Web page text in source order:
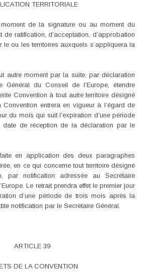
TERRITORIALE
de la signature ou au moment du
de ratification, d’acceptation, d’approbation
le ou les territoires auxquels s’appliquera la
autre moment par la suite, par déclaration
Général du Conseil de l’Europe, étendre
Convention à tout autre territoire désigné
entrera en vigueur à l’égard de
du mois qui suit l’expiration d’une période
de réception de la déclaration par le
en application des deux paragraphes
en ce qui concerne tout territoire désigné
par notification adressée au Secrétaire
Le retrait prendra effet le premier jour
d’une période de trois mois après la
notification par le Secrétaire Général.
ARTICLE 39
DE LA CONVENTION